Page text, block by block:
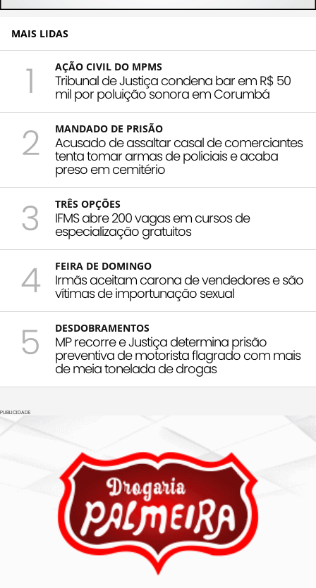
MAIS LIDAS
1 AÇÃO CIVIL DO MPMS
Tribunal de Justiça condena bar em R$ 50
mil por poluição sonora em Corumbá
2 MANDADO DE PRISÃO
Acusado de assaltar casal de comerciantes
tenta tomar armas de policiais e acaba
preso em cemitério
3 TRÊS OPÇÕES
IFMS abre 200 vagas em cursos de
especialização gratuitos
4 FEIRA DE DOMINGO
Irmãs aceitam carona de vendedores e são
vítimas de importunação sexual
5 DESDOBRAMENTOS
MP recorre e Justiça determina prisão
preventiva de motorista flagrado com mais
de meia tonelada de drogas
PUBLICIDADE